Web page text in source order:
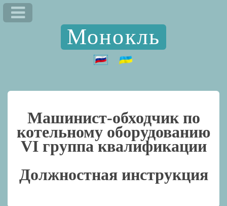
Монокль
Машинист-обходчик по
котельному оборудованию
VI группа квалификации
Должностная инструкция